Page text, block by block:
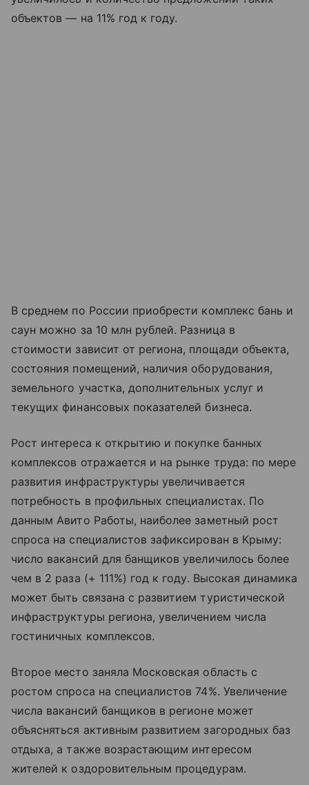
объектов — на 11% год к году.
В среднем по России приобрести комплекс бань и
саун можно за 10 млн рублей. Разница в
стоимости зависит от региона, площади объекта,
состояния помещений, наличия оборудования,
земельного участка, дополнительных услуг и
текущих финансовых показателей бизнеса.
Рост интереса к открытию и покупке банных
комплексов отражается и на рынке труда: по мере
развития инфраструктуры увеличивается
потребность в профильных специалистах. По
данным Авито Работы, наиболее заметный рост
спроса на специалистов зафиксирован в Крыму:
число вакансий для банщиков увеличилось более
чем в 2 раза (+ 111%) год к году. Высокая динамика
может быть связана с развитием туристической
инфраструктуры региона, увеличением числа
гостиничных комплексов.
Второе место заняла Московская область с
ростом спроса на специалистов 74%. Увеличение
числа вакансий банщиков в регионе может
объясняться активным развитием загородных баз
отдыха, а также возрастающим интересом
жителей к оздоровительным процедурам.